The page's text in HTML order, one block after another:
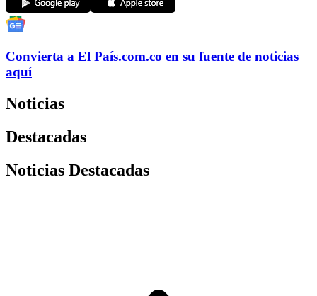
Convierta a El País.com.co en su fuente de noticias
aquí
Noticias
Destacadas
Noticias Destacadas